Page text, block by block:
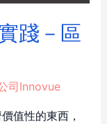
踐－區
司Innovue
值性的東西，